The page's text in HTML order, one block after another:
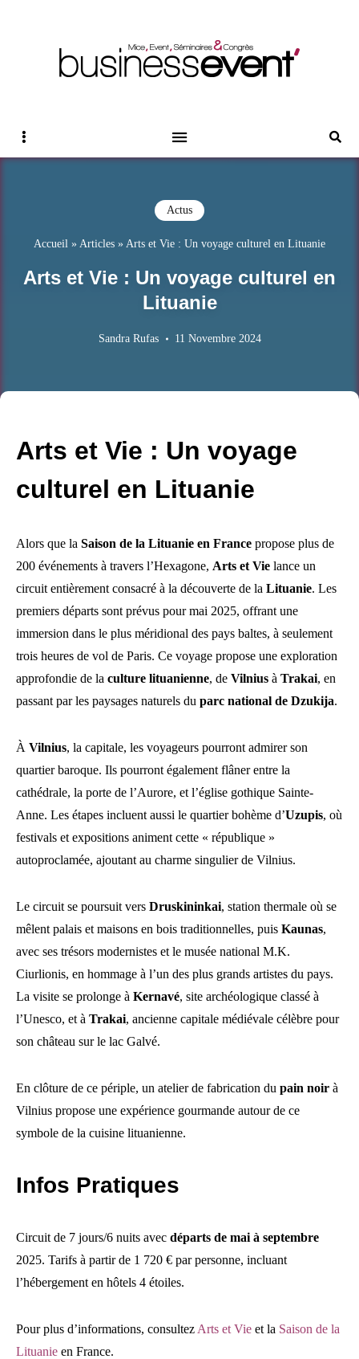
Sidebar
Actus
Accueil » Articles » Arts et Vie : Un voyage culturel en Lituanie
Arts et Vie : Un voyage culturel en
Lituanie
Sandra Rufas 11 Novembre 2024
Arts et Vie : Un voyage
culturel en Lituanie
Alors que la Saison de la Lituanie en France propose plus de
200 événements à travers l’Hexagone, Arts et Vie lance un
circuit entièrement consacré à la découverte de la Lituanie. Les
premiers départs sont prévus pour mai 2025, offrant une
immersion dans le plus méridional des pays baltes, à seulement
trois heures de vol de Paris. Ce voyage propose une exploration
approfondie de la culture lituanienne, de Vilnius à Trakai, en
passant par les paysages naturels du parc national de Dzukija.
À Vilnius, la capitale, les voyageurs pourront admirer son
quartier baroque. Ils pourront également flâner entre la
cathédrale, la porte de l’Aurore, et l’église gothique Sainte-
Anne. Les étapes incluent aussi le quartier bohème d’Uzupis, où
festivals et expositions animent cette « république »
autoproclamée, ajoutant au charme singulier de Vilnius.
Le circuit se poursuit vers Druskininkai, station thermale où se
mêlent palais et maisons en bois traditionnelles, puis Kaunas,
avec ses trésors modernistes et le musée national M.K.
Ciurlionis, en hommage à l’un des plus grands artistes du pays.
La visite se prolonge à Kernavé, site archéologique classé à
l’Unesco, et à Trakai, ancienne capitale médiévale célèbre pour
son château sur le lac Galvé.
En clôture de ce périple, un atelier de fabrication du pain noir à
Vilnius propose une expérience gourmande autour de ce
symbole de la cuisine lituanienne.
Infos Pratiques
Circuit de 7 jours/6 nuits avec départs de mai à septembre
2025. Tarifs à partir de 1 720 € par personne, incluant
l’hébergement en hôtels 4 étoiles.
Pour plus d’informations, consultez Arts et Vie et la Saison de la
Lituanie en France.